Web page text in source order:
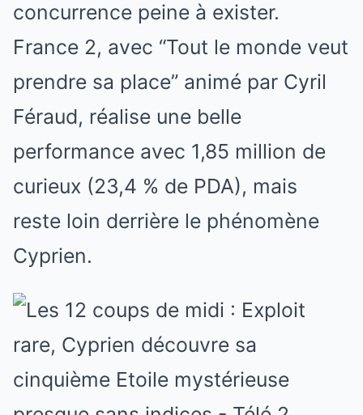
concurrence peine à exister.
France 2, avec “Tout le monde veut
prendre sa place” animé par Cyril
Féraud, réalise une belle
performance avec 1,85 million de
curieux (23,4 % de PDA), mais
reste loin derrière le phénomène
Cyprien.